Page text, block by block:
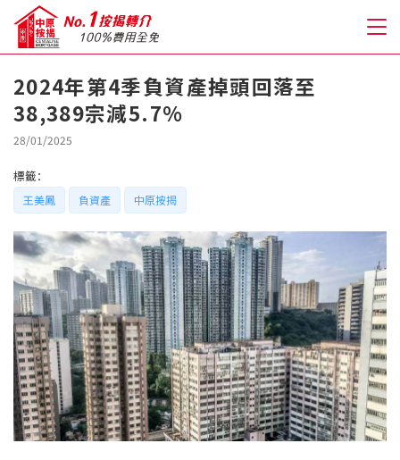
關於我們
人才房貸・開戶優惠
免費房貸轉介服務
免費開戶轉介服務
私人貸款
優惠禮遇
新盤優越按揭優惠
2024年第4季負資產掉頭回落至
38,389宗減5.7%
28/01/2025
標籤：
王美鳳 負資產 中原按揭